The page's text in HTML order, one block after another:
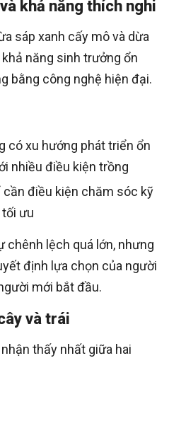
khả năng thích nghi
sáp xanh cấy mô và dừa
năng sinh trưởng ổn
bằng công nghệ hiện đại.
có xu hướng phát triển ổn
nhiều điều kiện trồng
cần điều kiện chăm sóc kỹ
ưu
chênh lệch quá lớn, nhưng
định lựa chọn của người
mới bắt đầu.
và trái
thấy nhất giữa hai